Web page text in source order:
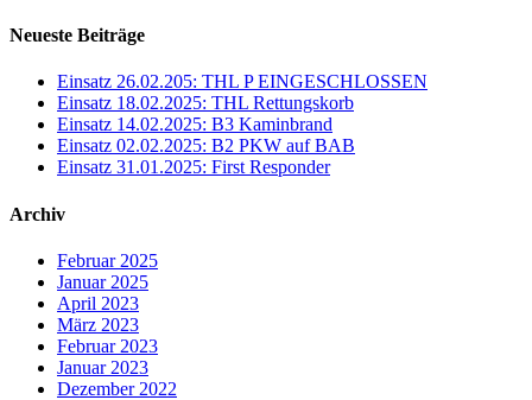
Neueste Beiträge
Einsatz 26.02.205: THL P EINGESCHLOSSEN
Einsatz 18.02.2025: THL Rettungskorb
Einsatz 14.02.2025: B3 Kaminbrand
Einsatz 02.02.2025: B2 PKW auf BAB
Einsatz 31.01.2025: First Responder
Archiv
Februar 2025
Januar 2025
April 2023
März 2023
Februar 2023
Januar 2023
Dezember 2022